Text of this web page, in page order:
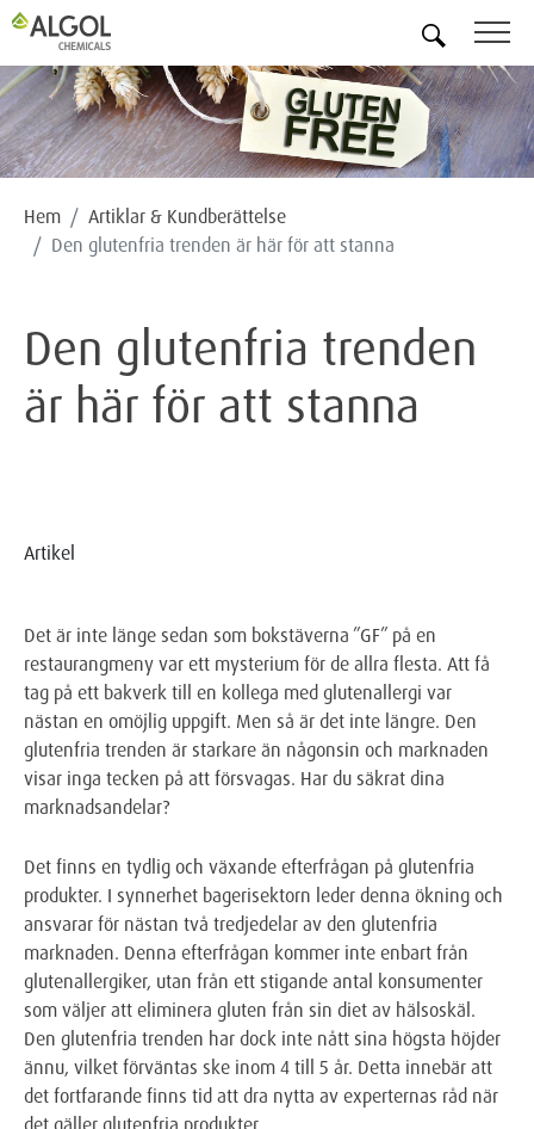
Hem
Artiklar & Kundberättelse
Den glutenfria trenden är här för att stanna
Den glutenfria trenden
är här för att stanna
Artikel
Det är inte länge sedan som bokstäverna ”GF” på en
restaurangmeny var ett mysterium för de allra flesta. Att få
tag på ett bakverk till en kollega med glutenallergi var
nästan en omöjlig uppgift. Men så är det inte längre. Den
glutenfria trenden är starkare än någonsin och marknaden
visar inga tecken på att försvagas. Har du säkrat dina
marknadsandelar?
Det finns en tydlig och växande efterfrågan på glutenfria
produkter. I synnerhet bagerisektorn leder denna ökning och
ansvarar för nästan två tredjedelar av den glutenfria
marknaden. Denna efterfrågan kommer inte enbart från
glutenallergiker, utan från ett stigande antal konsumenter
som väljer att eliminera gluten från sin diet av hälsoskäl.
Den glutenfria trenden har dock inte nått sina högsta höjder
ännu, vilket förväntas ske inom 4 till 5 år. Detta innebär att
det fortfarande finns tid att dra nytta av experternas råd när
det gäller glutenfria produkter.